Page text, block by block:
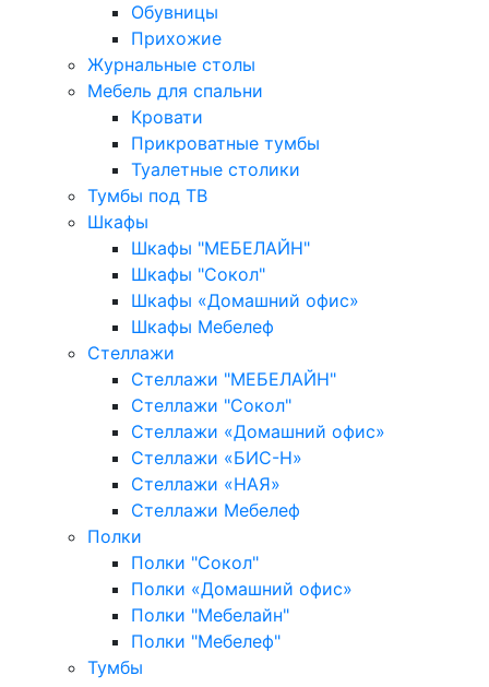
Обувницы
Прихожие
Журнальные столы
Мебель для спальни
Кровати
Прикроватные тумбы
Туалетные столики
Тумбы под ТВ
Шкафы
Шкафы "МЕБЕЛАЙН"
Шкафы "Сокол"
Шкафы «Домашний офис»
Шкафы Мебелеф
Стеллажи
Стеллажи "МЕБЕЛАЙН"
Стеллажи "Сокол"
Стеллажи «Домашний офис»
Стеллажи «БИС-Н»
Стеллажи «НАЯ»
Стеллажи Мебелеф
Полки
Полки "Сокол"
Полки «Домашний офис»
Полки "Мебелайн"
Полки "Мебелеф"
Тумбы